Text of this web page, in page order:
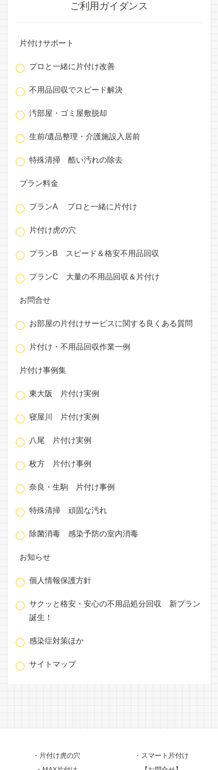
ご利用ガイダンス
片付けサポート
プロと一緒に片付け改善
不用品回収でスピード解決
汚部屋・ゴミ屋敷脱却
生前/遺品整理・介護施設入居前
特殊清掃 酷い汚れの除去
プラン料金
プランA プロと一緒に片付け
片付け虎の穴
プランB スピード＆格安不用品回収
プランC 大量の不用品回収＆片付け
お問合せ
お部屋の片付けサービスに関する良くある質問
片付け・不用品回収作業一例
片付け事例集
東大阪 片付け実例
寝屋川 片付け実例
八尾 片付け実例
枚方 片付け事例
奈良・生駒 片付け事例
特殊清掃 頑固な汚れ
除菌消毒 感染予防の室内消毒
お知らせ
個人情報保護方針
サクッと格安・安心の不用品処分回収 新プラン
誕生！
感染症対策ほか
サイトマップ
・片付け虎の穴
・スマート片付け